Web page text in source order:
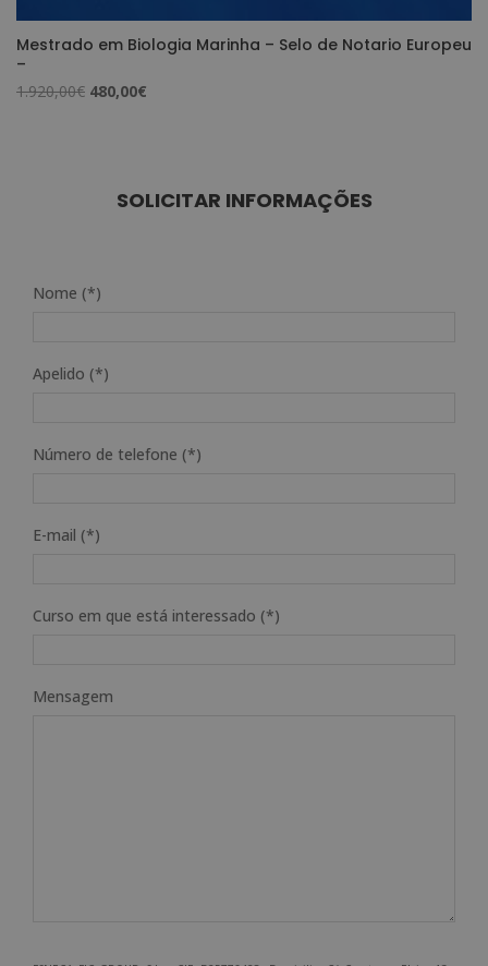
Mestrado em Biologia Marinha – Selo de Notario Europeu
–
1.920,00€ O
1.920,00€.
480,00€
480,00€.
SOLICITAR INFORMAÇÕES
Nome (*)
Apelido (*)
Número de telefone (*)
E-mail (*)
Curso em que está interessado (*)
Mensagem